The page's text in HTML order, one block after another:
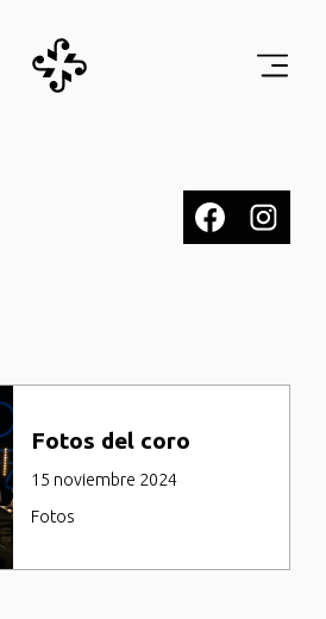
Fotos del coro
15 noviembre 2024
Fotos